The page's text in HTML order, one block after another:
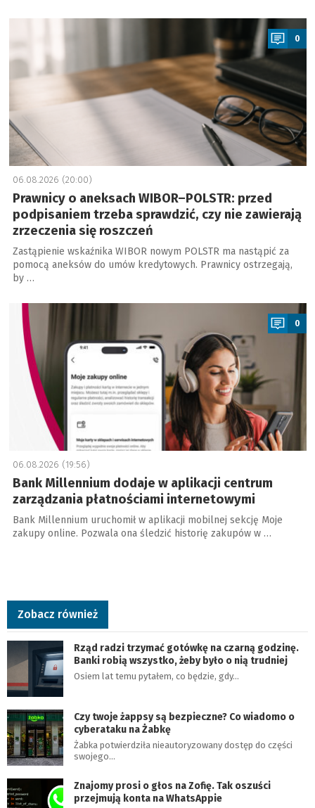
a
0
06.08.2026 (20:00)
Prawnicy o aneksach WIBOR–POLSTR: przed
podpisaniem trzeba sprawdzić, czy nie zawierają
zrzeczenia się roszczeń
Zastąpienie wskaźnika WIBOR nowym POLSTR ma nastąpić za
pomocą aneksów do umów kredytowych. Prawnicy ostrzegają,
by …
0
06.08.2026 (19:56)
Bank Millennium dodaje w aplikacji centrum
zarządzania płatnościami internetowymi
Bank Millennium uruchomił w aplikacji mobilnej sekcję Moje
zakupy online. Pozwala ona śledzić historię zakupów w …
Zobacz również
Rząd radzi trzymać gotówkę na czarną godzinę.
Banki robią wszystko, żeby było o nią trudniej
Osiem lat temu pytałem, co będzie, gdy…
Czy twoje żappsy są bezpieczne? Co wiadomo o
cyberataku na Żabkę
Żabka potwierdziła nieautoryzowany dostęp do części
swojego…
Znajomy prosi o głos na Zofię. Tak oszuści
przejmują konta na WhatsAppie